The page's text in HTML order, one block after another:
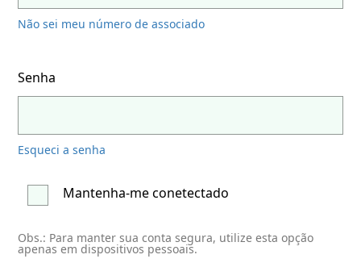
Não sei meu número de associado
Senha
Esqueci a senha
Mantenha-me conetectado
Obs.: Para manter sua conta segura, utilize esta opção
apenas em dispositivos pessoais.